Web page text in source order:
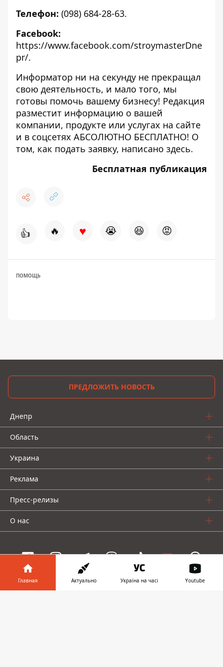
Телефон: (098) 684-28-63.
Facebook:
https://www.facebook.com/stroymasterDne
pr/.
Информатор ни на секунду не прекращал
свою деятельность, и мало того, мы
готовы помочь вашему бизнесу! Редакция
разместит информацию о вашей
компании, продукте или услугах на сайте
и в соцсетях АБСОЛЮТНО БЕСПЛАТНО! О
том, как подать заявку, написано здесь.
Бесплатная публикация
👍 🔥 ♥ 😭 😆 😡
ПОМОЩЬ
ПРЕДЛОЖИТЬ НОВОСТЬ
Днепр
Область
Украина
Реклама
Пресс-релизы
О нас
Главная Актуально Україна на часі Youtube